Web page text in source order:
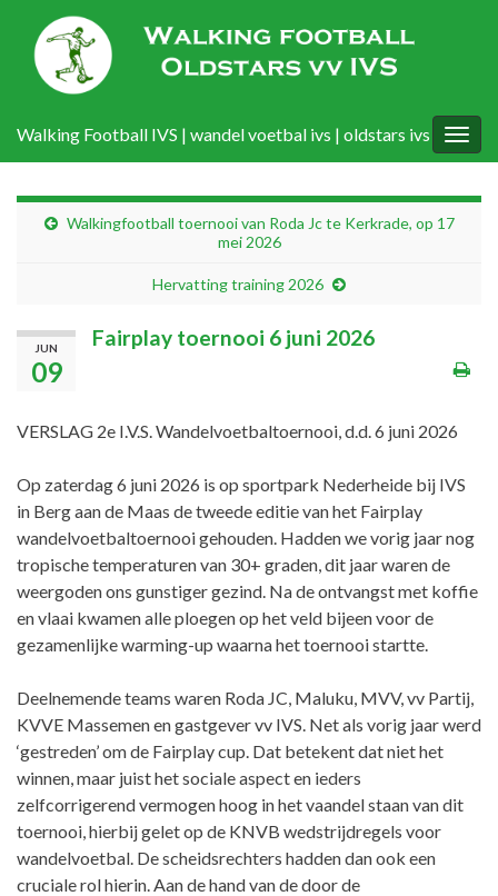
Walking Football IVS | wandel voetbal ivs | oldstars ivs
Walkingfootball toernooi van Roda Jc te Kerkrade, op 17
mei 2026
Hervatting training 2026
JUN
09
Fairplay toernooi 6 juni 2026
VERSLAG 2e I.V.S. Wandelvoetbaltoernooi, d.d. 6 juni 2026
Op zaterdag 6 juni 2026 is op sportpark Nederheide bij IVS
in Berg aan de Maas de tweede editie van het Fairplay
wandelvoetbaltoernooi gehouden. Hadden we vorig jaar nog
tropische temperaturen van 30+ graden, dit jaar waren de
weergoden ons gunstiger gezind. Na de ontvangst met koffie
en vlaai kwamen alle ploegen op het veld bijeen voor de
gezamenlijke warming-up waarna het toernooi startte.
Deelnemende teams waren Roda JC, Maluku, MVV, vv Partij,
KVVE Massemen en gastgever vv IVS. Net als vorig jaar werd
‘gestreden’ om de Fairplay cup. Dat betekent dat niet het
winnen, maar juist het sociale aspect en ieders
zelfcorrigerend vermogen hoog in het vaandel staan van dit
toernooi, hierbij gelet op de KNVB wedstrijdregels voor
wandelvoetbal. De scheidsrechters hadden dan ook een
cruciale rol hierin. Aan de hand van de door de